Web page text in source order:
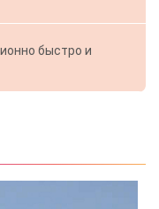
быстро и